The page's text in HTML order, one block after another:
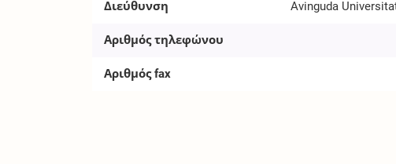
Διεύθυνση Avinguda
Αριθμός τηλεφώνου
Αριθμός fax